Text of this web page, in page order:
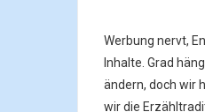
Werbung nervt,
Inhalte. Grad
ändern, doch wir
wir die